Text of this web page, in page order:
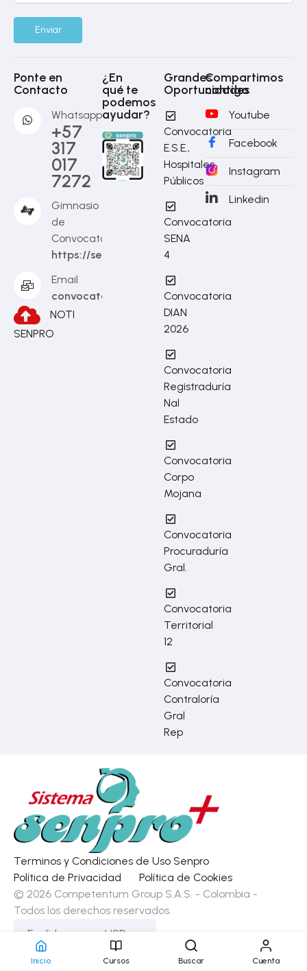
Enviar
Ponte en
Contacto
Whatsapp
+57
317
017
7272
Gimnasio
de
Convocatorias
https://senpro.com.co/
Email
convocatorias@senpro.com.co
NOTI
SENPRO
¿En
qué te
podemos
ayudar?
Grandes
Oportunidades
Convocatoria
E.S.E.,
Hospitales
Públicos
Convocatoria
SENA
4
Convocatoria
DIAN
2026
Convocatoria
Registraduría
Nal
Estado
Convocatoria
Corpo
Mojana
Convocatoria
Procuraduría
Gral.
Convocatoria
Territorial
12
Convocatoria
Contraloría
Gral
Rep
Compartimos
contigo
Youtube
Facebook
Instagram
Linkedin
Terminos y Condiciones de Uso Senpro
Política de Privacidad
Política de Cookies
© 2026 Competentum Group S.A.S. - Colombia -
Todos los derechos reservados.
English
USD
Inicio Cursos Buscar Cuenta